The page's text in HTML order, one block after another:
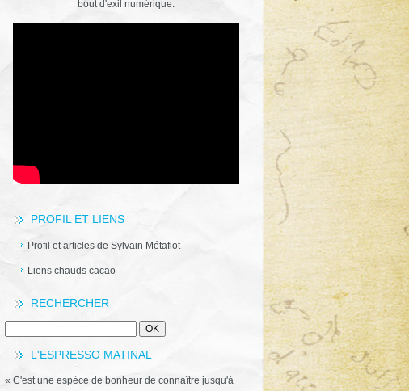
bout d'exil numérique.
PROFIL ET LIENS
Profil et articles de Sylvain Métafiot
Liens chauds cacao
RECHERCHER
L'ESPRESSO MATINAL
« C'est une espèce de bonheur de connaître jusqu'à